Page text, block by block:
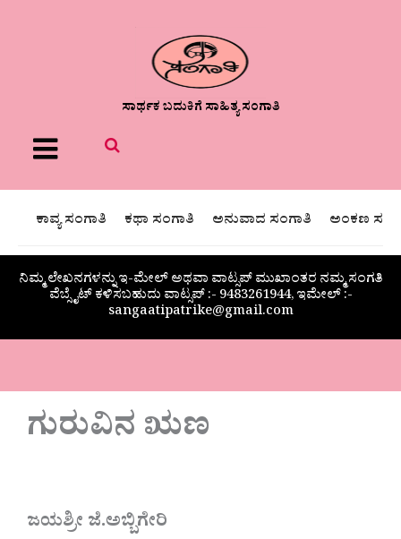
ಸಾರ್ಥಕ ಬದುಕಿಗೆ ಸಾಹಿತ್ಯ ಸಂಗಾತಿ
Menu
ಕಾವ್ಯ ಸಂಗಾತಿ ಕಥಾ ಸಂಗಾತಿ ಅನುವಾದ ಸಂಗಾತಿ ಅಂಕಣ
ನಿಮ್ಮ ಲೇಖನಗಳನ್ನು ಇ-ಮೇಲ್ ಅಥವಾ ವಾಟ್ಸಪ್ ಮುಖಾಂತರ ನಮ್ಮ ಸಂಗತಿ
ವೆಬ್ಸೈಟ್ ಕಳಿಸಬಹುದು ವಾಟ್ಸಪ್‌ :- 9483261944, ಇಮೇಲ್ :-
sangaatipatrike@gmail.com
ಗುರುವಿನ ಋಣ
ಜಯಶ್ರೀ ಜೆ.ಅಬ್ಬಿಗೇರಿ